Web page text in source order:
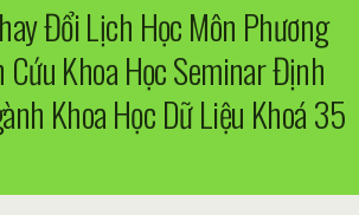
Đổi Lịch Học Môn Phương
Cứu Khoa Học Seminar Định
Khoa Học Dữ Liệu Khoá 35